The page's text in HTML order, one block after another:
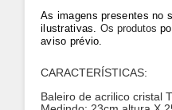
As imagens presentes no
ilustrativas.Osprodutos
aviso prévio.
CARACTERÍSTICAS:
Baleiro de acrilico cristal